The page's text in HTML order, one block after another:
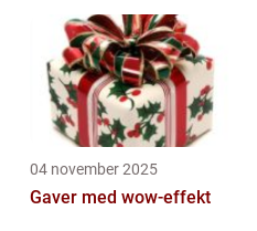
04 november 2025
Gaver med wow-effekt